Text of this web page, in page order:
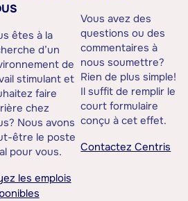
êtes à la
d’un
de
stimulant et
faire
chez
Nous avons
être le poste
pour vous.
les emplois
Vous avez des
questions ou des
commentaires à
nous soumettre?
Rien de plus simple!
Il suffit de remplir le
court formulaire
conçu à cet effet.
Contactez Centris